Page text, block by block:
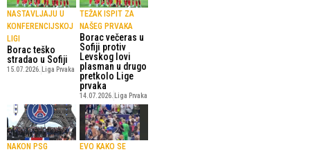
NASTAVLJAJU U
KONFERENCIJSKOJ
LIGI
Borac teško
stradao u Sofiji
15.07.2026. Liga Prvaka
TEŽAK ISPIT ZA
NAŠEG PRVAKA
Borac večeras u
Sofiji protiv
Levskog lovi
plasman u drugo
pretkolo Lige
prvaka
14.07.2026. Liga Prvaka
NAKON PSG EVO KAKO SE